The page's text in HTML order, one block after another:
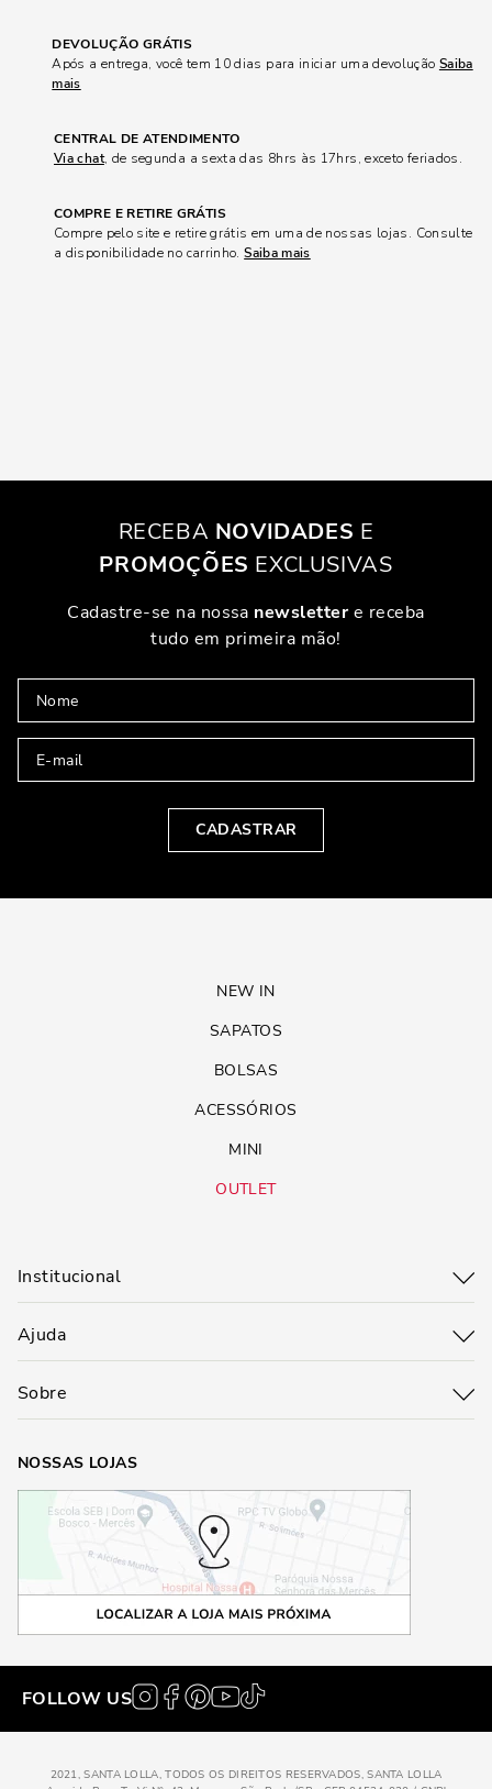
DEVOLUÇÃO GRÁTIS
Após a entrega, você tem 10 dias para iniciar uma devolução Saiba
mais
CENTRAL DE ATENDIMENTO
Via chat, de segunda a sexta das 8hrs às 17hrs, exceto feriados.
COMPRE E RETIRE GRÁTIS
Compre pelo site e retire grátis em uma de nossas lojas. Consulte
a disponibilidade no carrinho.Saiba mais
RECEBA NOVIDADES E
PROMOÇÕES EXCLUSIVAS
Cadastre-se na nossa newslettere receba
tudo em primeira mão!
CADASTRAR
NEW IN
SAPATOS
BOLSAS
ACESSÓRIOS
MINI
OUTLET
Institucional
Ajuda
Sobre
NOSSAS LOJAS
FOLLOW US
2021, SANTA LOLLA, TODOS OS DIREITOS RESERVADOS, SANTA LOLLA